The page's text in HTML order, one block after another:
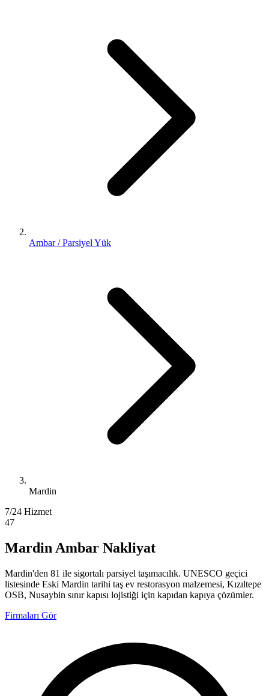
Ambar / Parsiyel Yük
Mardin
7/24 Hizmet
47
Mardin Ambar Nakliyat
Mardin'den 81 ile sigortalı parsiyel taşımacılık. UNESCO geçici
listesinde Eski Mardin tarihi taş ev restorasyon malzemesi, Kızıltepe
OSB, Nusaybin sınır kapısı lojistiği için kapıdan kapıya çözümler.
Firmaları Gör